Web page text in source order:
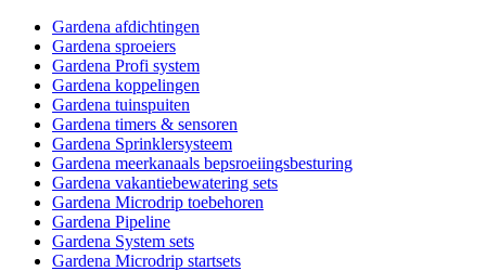
Gardena afdichtingen
Gardena sproeiers
Gardena Profi system
Gardena koppelingen
Gardena tuinspuiten
Gardena timers & sensoren
Gardena Sprinklersysteem
Gardena meerkanaals bepsroeiingsbesturing
Gardena vakantiebewatering sets
Gardena Microdrip toebehoren
Gardena Pipeline
Gardena System sets
Gardena Microdrip startsets